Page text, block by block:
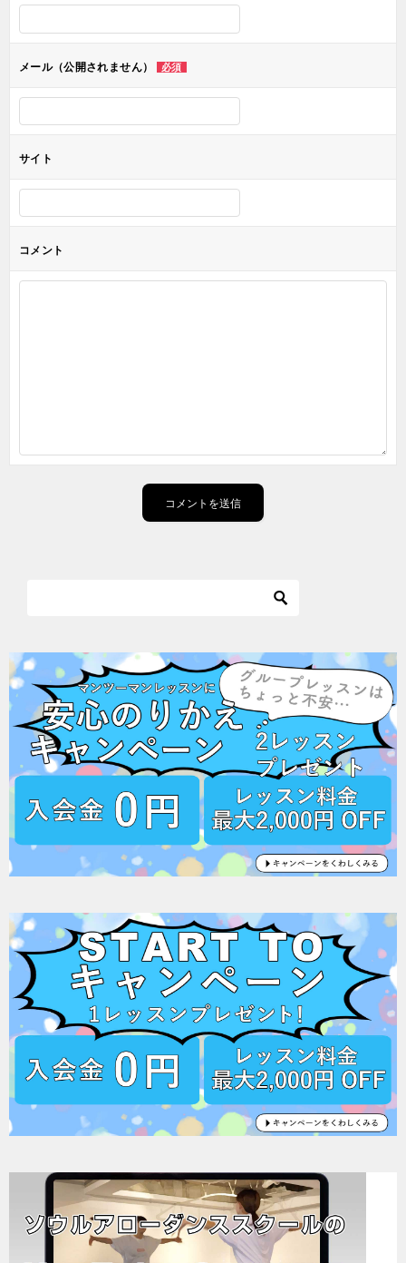
ン
メール（公開されません） 必須
サイト
コメント